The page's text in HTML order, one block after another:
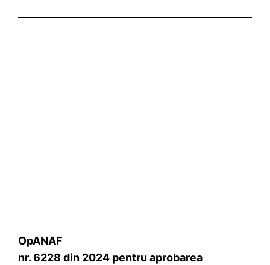
OpANAF
nr. 6228 din 2024 pentru aprobarea